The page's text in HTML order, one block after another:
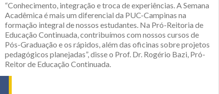
“Conhecimento, integração e troca de experiências. A Semana
Acadêmica é mais um diferencial da PUC-Campinas na
formação integral de nossos estudantes. Na Pró-Reitoria de
Educação Continuada, contribuímos com nossos cursos de
Pós-Graduação e os rápidos, além das oficinas sobre projetos
pedagógicos planejadas”, disse o Prof. Dr. Rogério Bazi, Pró-
Reitor de Educação Continuada.